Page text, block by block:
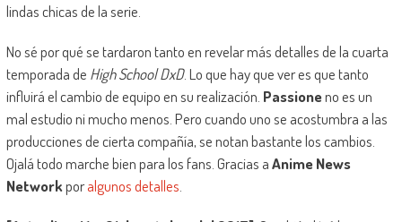
lindas chicas de la serie.
No sé por qué se tardaron tanto en revelar más detalles de la cuarta
temporada de High School DxD. Lo que hay que ver es que tanto
influirá el cambio de equipo en su realización. Passioneno es un
mal estudio ni mucho menos. Pero cuando uno se acostumbra a las
producciones de cierta compañía, se notan bastante los cambios.
Ojalá todo marche bien para los fans. Gracias aAnime News
Networkporalgunos detalles